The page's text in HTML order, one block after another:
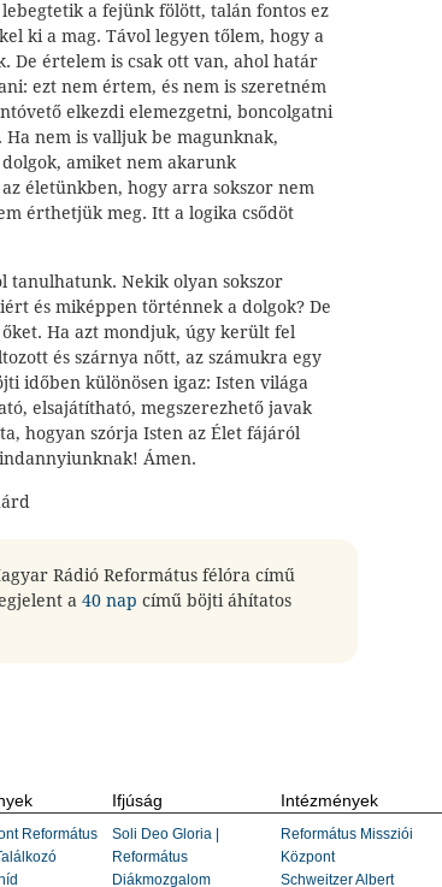
a fejünk fölött, talán fontos ez
ki a mag. Távol legyen tőlem, hogy a
De értelem is csak ott van, ahol határ
ezt nem értem, és nem is szeretném
elkezdi elemezgetni, boncolgatni
nem is valljuk be magunknak,
amiket nem akarunk
életünkben, hogy arra sokszor nem
érthetjük meg. Itt a logika csődöt
tanulhatunk. Nekik olyan sokszor
és miképpen történnek a dolgok? De
Ha azt mondjuk, úgy került fel
és szárnya nőtt, az számukra egy
időben különösen igaz: Isten világa
elsajátítható, megszerezhető javak
hogyan szórja Isten az Élet fájáról
Ámen.
Rádió Református félóra című
a 40 nap című böjti áhítatos
Református
Ifjúság
Soli Deo Gloria |
Református
Diákmozgalom
Intézmények
Református Missziói
Központ
Schweitzer Albert